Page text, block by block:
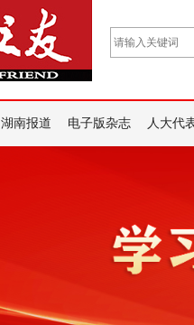
湖南报道 电子版杂志 人大代